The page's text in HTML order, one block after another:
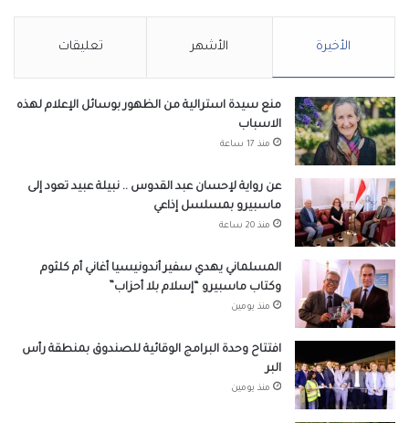
الأخيرة الأشهر تعليقات
منع سيدة استرالية من الظهور بوسائل الإعلام لهذه
الاسباب
منذ 17 ساعة
عن رواية لإحسان عبد القدوس .. نبيلة عبيد تعود إلى
ماسبيرو بمسلسل إذاعي
منذ 20 ساعة
المسلماني يهدي سفير أندونيسيا أغاني أم كلثوم
وكتاب ماسبيرو “إسلام بلا أحزاب”
منذ يومين
افتتاح وحدة البرامج الوقائية للصندوق بمنطقة رأس
البر
منذ يومين